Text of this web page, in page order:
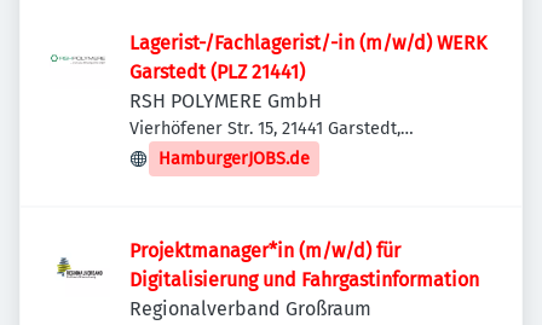
Lagerist-/Fachlagerist/-in (m/w/d) WERK
Garstedt (PLZ 21441)
RSH POLYMERE GmbH
Vierhöfener Str. 15, 21441 Garstedt,
Deutschland
HamburgerJOBS.de
Projektmanager*in (m/w/d) für
Digitalisierung und Fahrgastinformation
Regionalverband Großraum